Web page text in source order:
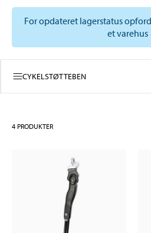
For opdateret lagerstatus
et varehus
CYKELSTØTTEBEN
4 PRODUKTER